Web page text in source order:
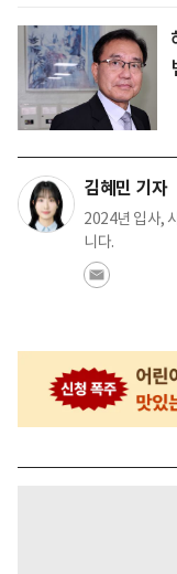
김혜민 기자
2024년 입사,
니다.